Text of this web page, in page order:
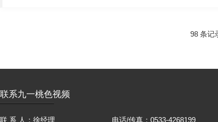
98 条记
联系九一桃色视频
联 系 人：徐经理 电话/传真：0533-4268199